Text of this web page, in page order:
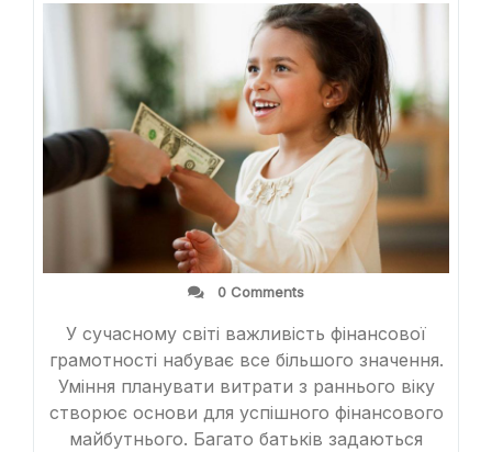
0 Comments
У сучасному світі важливість фінансової
грамотності набуває все більшого значення.
Уміння планувати витрати з раннього віку
створює основи для успішного фінансового
майбутнього. Багато батьків задаються